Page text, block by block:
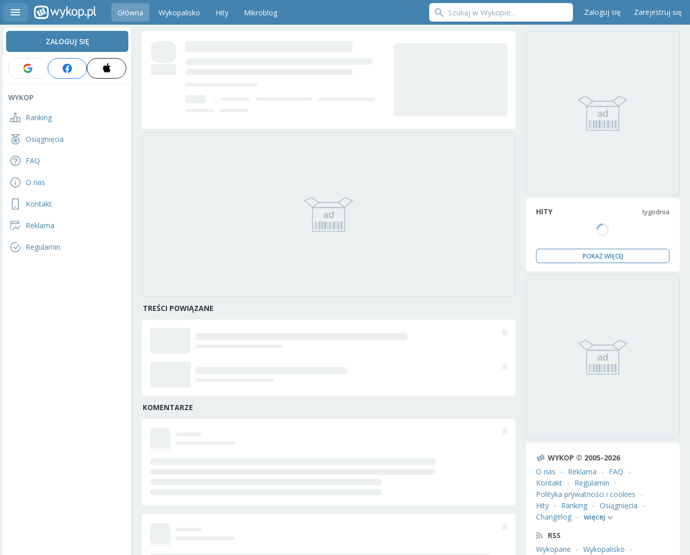
Główna Wykopalisko Hity Mikroblog Zaloguj się Zarejestruj się
ZALOGUJ SIĘ
WYKOP
Ranking
Osiągnięcia
FAQ
O nas
Kontakt
Reklama
Regulamin
TREŚCI POWIĄZANE
KOMENTARZE
HITY tygodnia
POKAŻ WIĘCEJ
WYKOP © 2005-2026
O nas
Reklama
FAQ
Kontakt
Regulamin
Polityka prywatności i cookies
Hity
Ranking
Osiągnięcia
Changelog
więcej
RSS
Wykopane
Wykopalisko